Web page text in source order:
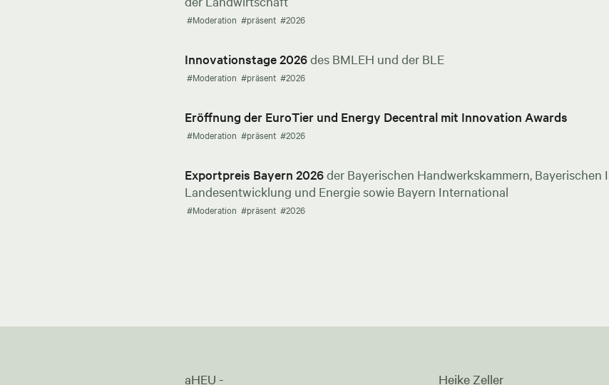
#Moderation #präsent #2026
Innovationstage 2026des BMLEH und der BLE
#Moderation #präsent #2026
Eröffnung der EuroTier und Energy Decentral mit Innovation Awards
#Moderation #präsent #2026
Exportpreis Bayern 2026der Bayerischen Handwerkskammern,
Landesentwicklung und Energie sowie Bayern International
#Moderation #präsent #2026
aHEU - Heike Zeller